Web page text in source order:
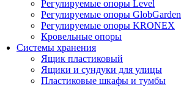
Регулируемые опоры Level
Регулируемые опоры GlobGarden
Регулируемые опоры KRONEX
Кровельные опоры
Системы хранения
Ящик пластиковый
Ящики и сундуки для улицы
Пластиковые шкафы и тумбы